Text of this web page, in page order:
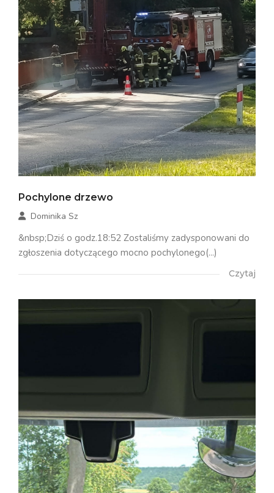
Pochylone drzewo
Dominika Sz
&nbsp;Dziś o godz.18:52 Zostaliśmy zadysponowani do
zgłoszenia dotyczącego mocno pochylonego(...)
Czytaj